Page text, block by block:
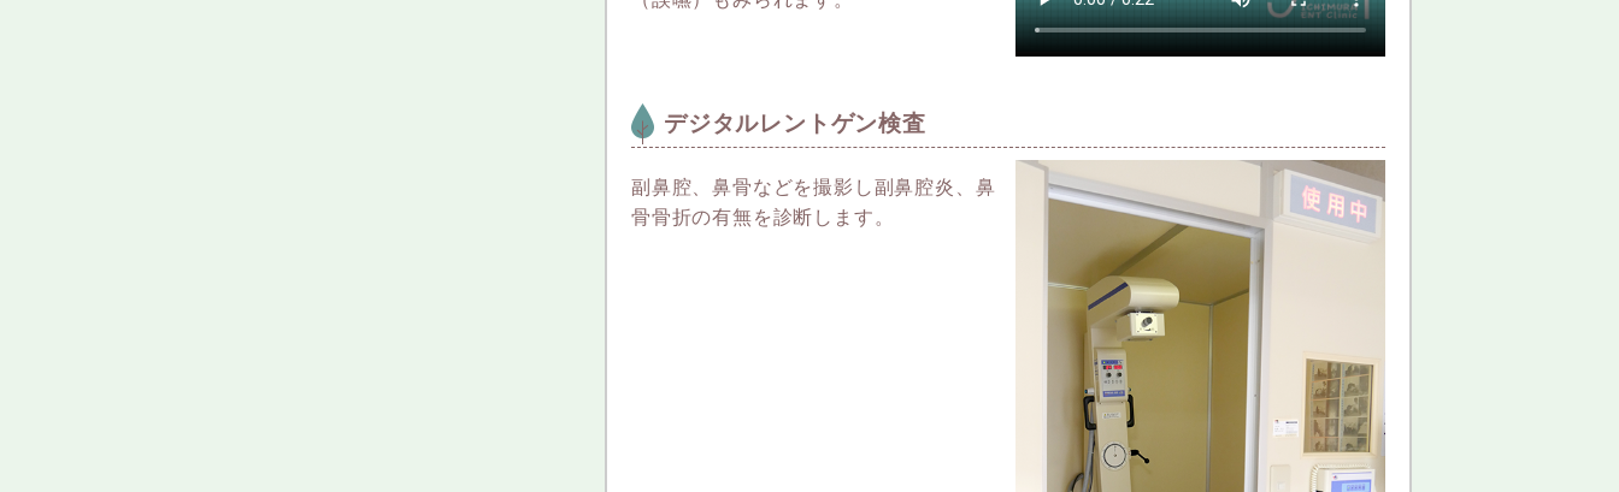
デジタルレントゲン検査
副鼻腔、鼻骨などを撮影し副鼻腔炎、鼻
骨骨折の有無を診断します。